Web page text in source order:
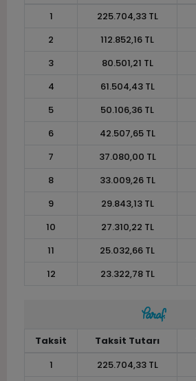
1 225.704,33 TL
2
112.852,16 TL
3
80.501,21 TL
4
61.504,43 TL
5
50.106,36 TL
6
42.507,65 TL
7
37.080,00 TL
8
33.009,26 TL
9
29.843,13 TL
10
27.310,22 TL
11
25.032,66 TL
12
23.322,78 TL
Taksit Taksit Tutarı
1
225.704,33 TL